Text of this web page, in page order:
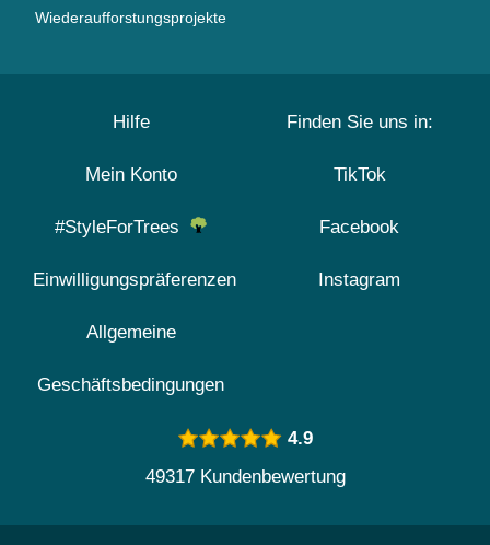
Wiederaufforstungsprojekte
Hilfe
Mein Konto
#StyleForTrees
Einwilligungspräferenzen
Allgemeine
Geschäftsbedingungen
Finden Sie uns in:
TikTok
Facebook
Instagram
4.9
49317 Kundenbewertung